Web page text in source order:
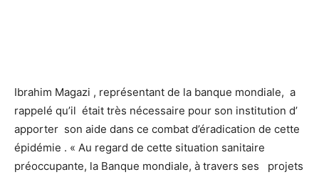
Ibrahim Magazi , représentant de la banque mondiale, a
rappelé qu’il était très nécessaire pour son institution d’
apporter son aide dans ce combat d’éradication de cette
épidémie . « Au regard de cette situation sanitaire
préoccupante, la Banque mondiale, à travers ses projets